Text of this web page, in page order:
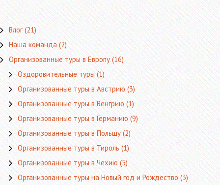
Влог(21)
Наша команда(2)
Организованные туры в Европу(16)
Оздоровительные туры(1)
Организованные туры в Австрию(3)
Организованные туры в Венгрию(1)
Организованные туры в Германию(9)
Организованные туры в Польшу(2)
Организованные туры в Тироль(1)
Организованные туры в Чехию(5)
Организованные туры на Новый год и Рождество(3)